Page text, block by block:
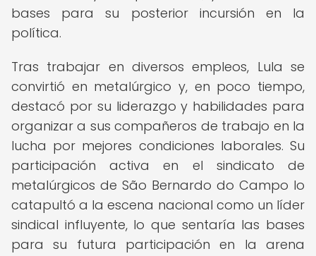
bases para su posterior incursión en la
política.
Tras trabajar en diversos empleos, Lula se
convirtió en metalúrgico y, en poco tiempo,
destacó por su liderazgo y habilidades para
organizar a sus compañeros de trabajo en la
lucha por mejores condiciones laborales. Su
participación activa en el sindicato de
metalúrgicos de São Bernardo do Campo lo
catapultó a la escena nacional como un líder
sindical influyente, lo que sentaría las bases
para su futura participación en la arena